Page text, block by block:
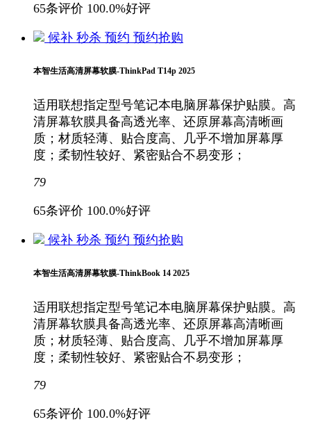
65条评价 100.0%好评
候补 秒杀 预约 预约抢购
本智生活高清屏幕软膜-ThinkPad T14p 2025
适用联想指定型号笔记本电脑屏幕保护贴膜。高
清屏幕软膜具备高透光率、还原屏幕高清晰画
质；材质轻薄、贴合度高、几乎不增加屏幕厚
度；柔韧性较好、紧密贴合不易变形；
79
65条评价 100.0%好评
候补 秒杀 预约 预约抢购
本智生活高清屏幕软膜-ThinkBook 14 2025
适用联想指定型号笔记本电脑屏幕保护贴膜。高
清屏幕软膜具备高透光率、还原屏幕高清晰画
质；材质轻薄、贴合度高、几乎不增加屏幕厚
度；柔韧性较好、紧密贴合不易变形；
79
65条评价 100.0%好评